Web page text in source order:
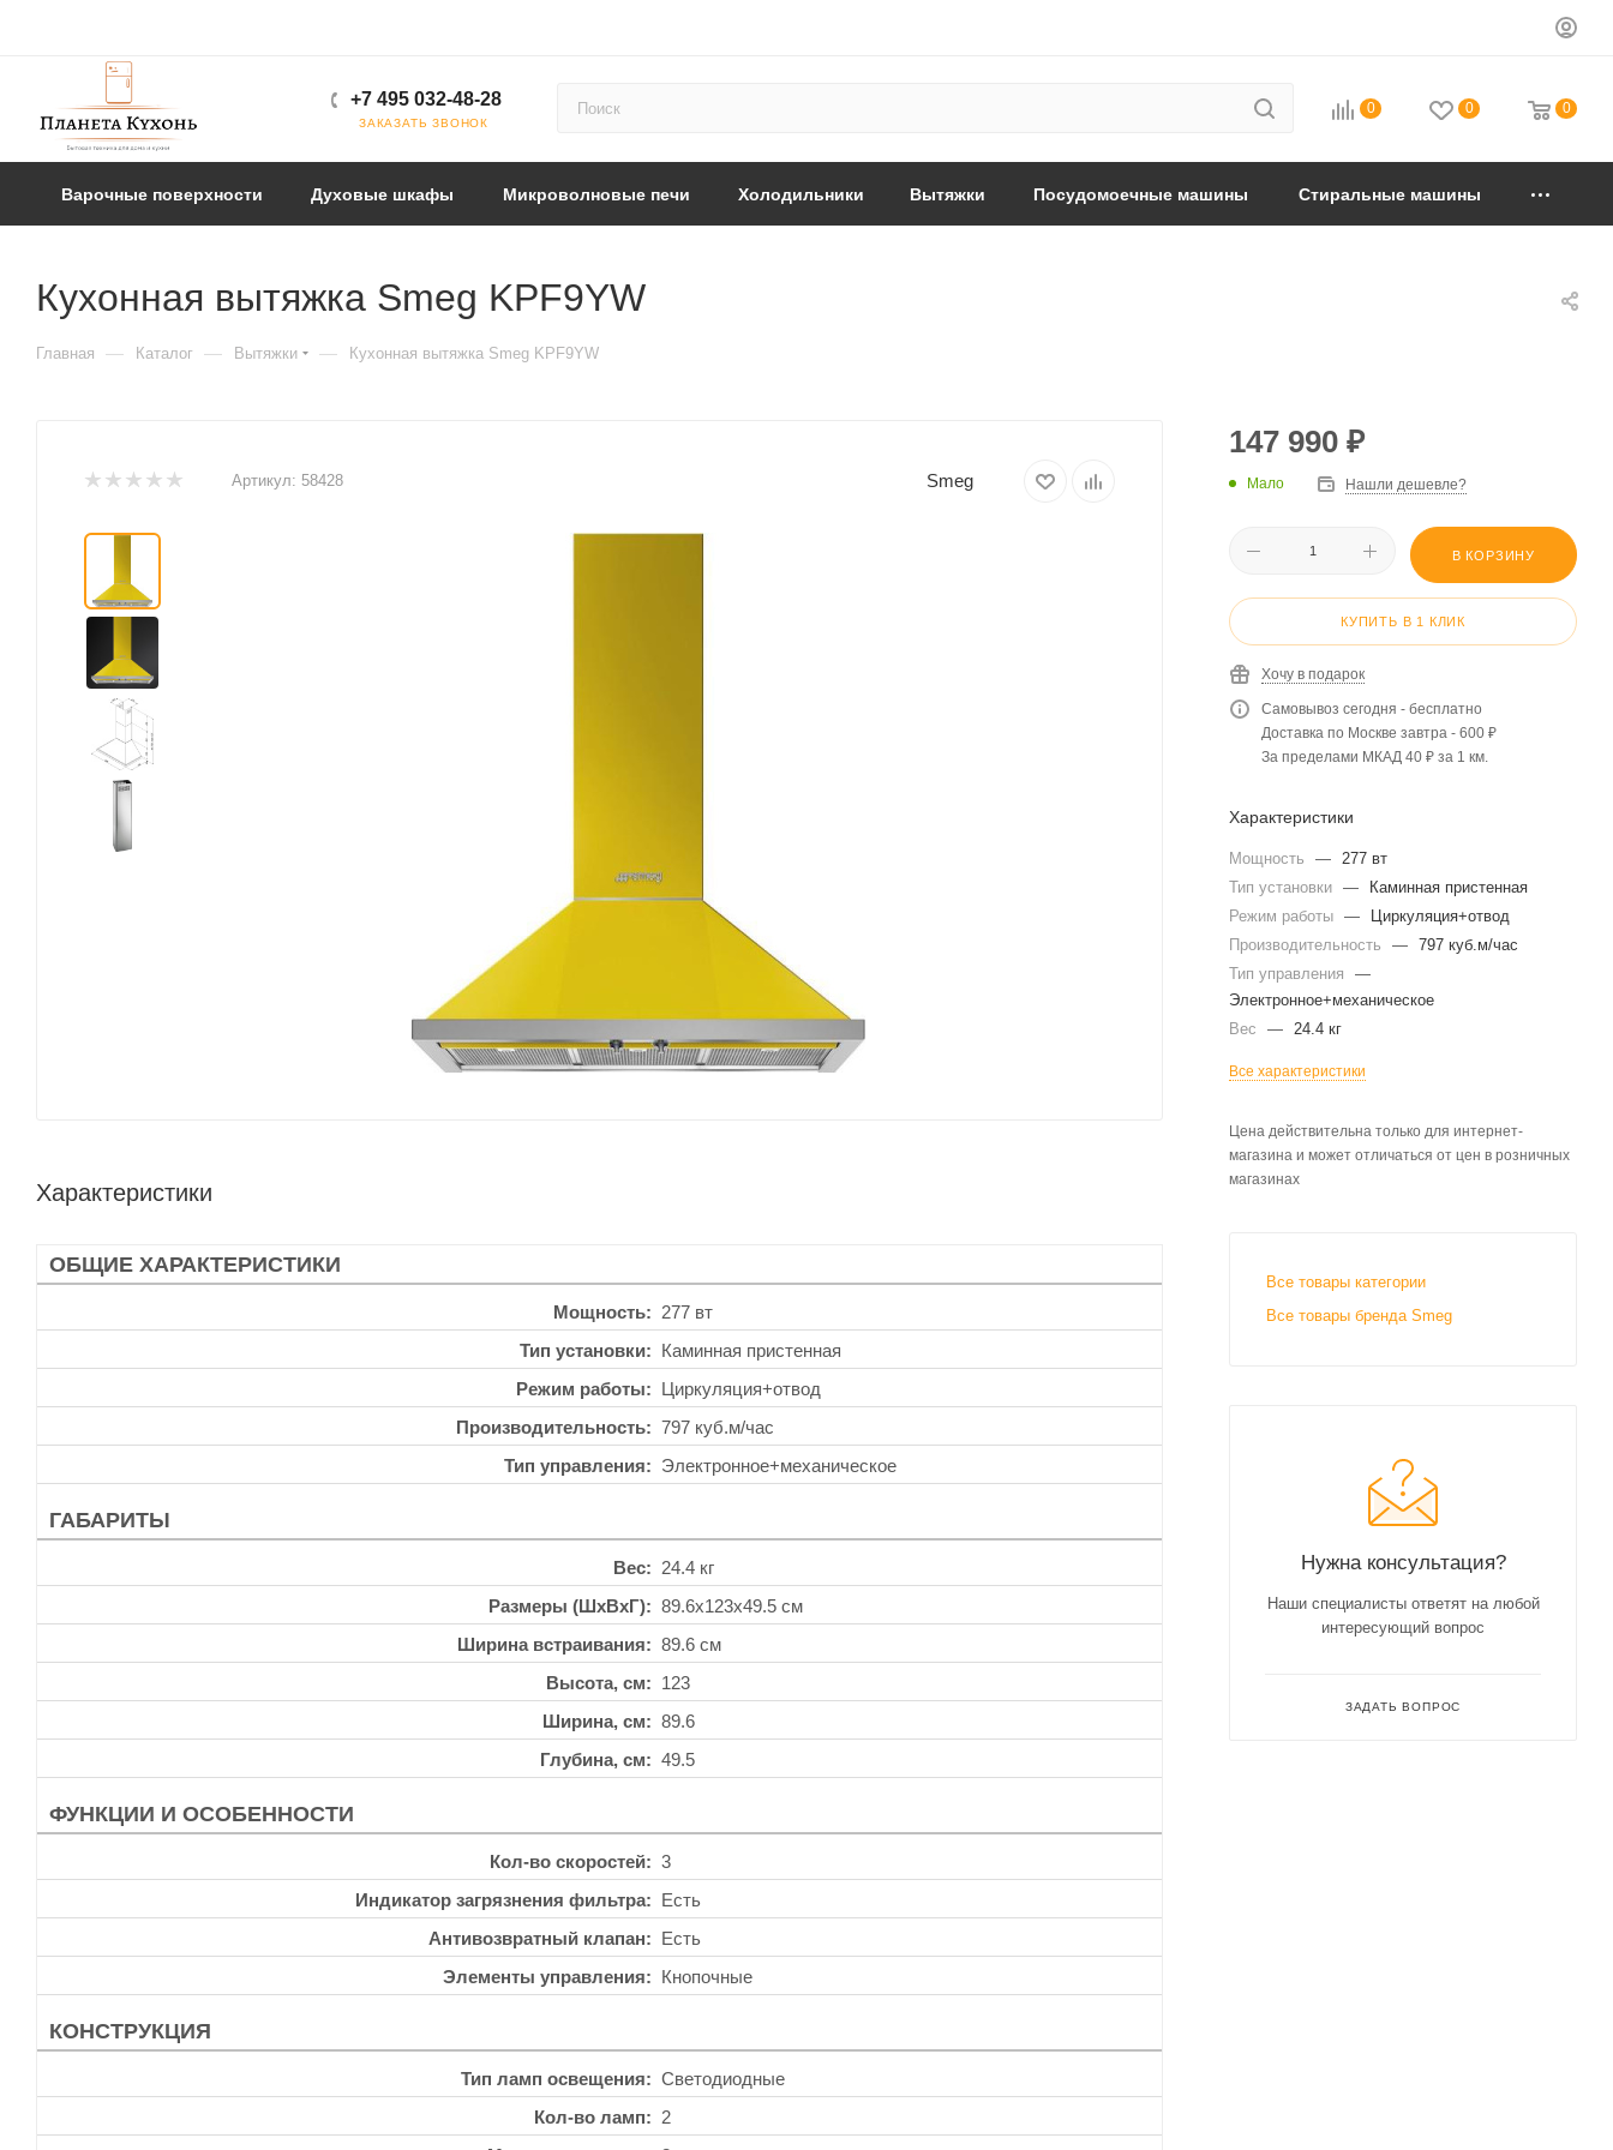
+7 495 032-48-28
ЗАКАЗАТЬ ЗВОНОК
0 0 0
Варочные поверхности Духовые шкафы Микроволновые печи Холодильники Вытяжки Посудомоечные машины Стиральные машины
Кухонная вытяжка Smeg KPF9YW
Главная — Каталог — Вытяжки — Кухонная вытяжка Smeg KPF9YW
Артикул: 58428 Smeg
Характеристики
ОБЩИЕ ХАРАКТЕРИСТИКИ
Мощность
277 вт
Тип установки
Каминная пристенная
Режим работы
Циркуляция+отвод
Производительность
797 куб.м/час
Тип управления
Электронное+механическое
ГАБАРИТЫ
Вес
24.4 кг
Размеры (ШхВхГ)
89.6x123x49.5 см
Ширина встраивания
89.6 см
Высота, см
123
Ширина, см
89.6
Глубина, см
49.5
ФУНКЦИИ И ОСОБЕННОСТИ
Кол-во скоростей
3
Индикатор загрязнения фильтра
Есть
Антивозвратный клапан
Есть
Элементы управления
Кнопочные
КОНСТРУКЦИЯ
Тип ламп освещения
Светодиодные
Кол-во ламп
2
147 990 ₽
Мало Нашли дешевле?
В КОРЗИНУ
КУПИТЬ В 1 КЛИК
Хочу в подарок
Самовывоз сегодня - бесплатно
Доставка по Москве завтра - 600 ₽
За пределами МКАД 40 ₽ за 1 км.
Характеристики
Мощность —
277 вт
Тип установки —
Каминная пристенная
Режим работы —
Циркуляция+отвод
Производительность
— 797 куб.м/час
Тип управления
—
Электронное+механическое
Вес
— 24.4 кг
Все характеристики
Цена действительна только для интернет-
магазина и может отличаться от цен в розничных
магазинах
Все товары категории
Все товары бренда Smeg
Нужна консультация?
Наши специалисты ответят на любой
интересующий вопрос
ЗАДАТЬ ВОПРОС